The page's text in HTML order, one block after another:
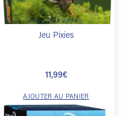
JEUX DE CARTES
Jeu Pixies
11,99€
AJOUTER AU PANIER